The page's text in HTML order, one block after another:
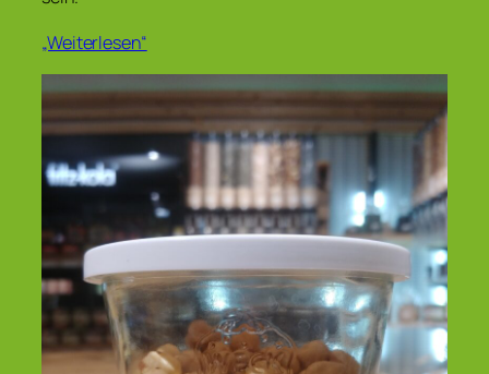
„Weiterlesen“